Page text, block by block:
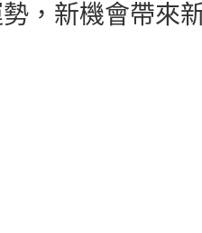
勢，新機會帶來